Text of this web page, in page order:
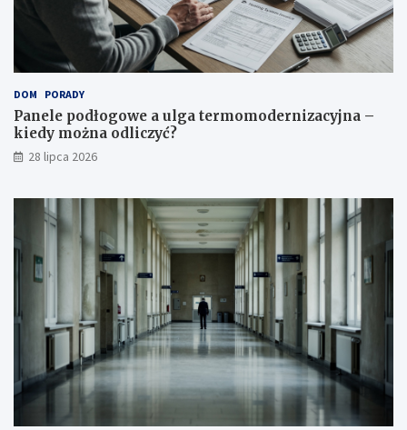
DOM PORADY
Panele podłogowe a ulga termomodernizacyjna –
kiedy można odliczyć?
28 lipca 2026